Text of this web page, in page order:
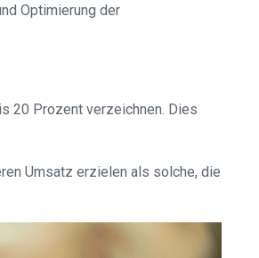
Optimierung der
20 Prozent verzeichnen. Dies
Umsatz erzielen als solche, die